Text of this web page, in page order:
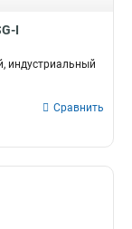
I
индустриальный
Сравнить